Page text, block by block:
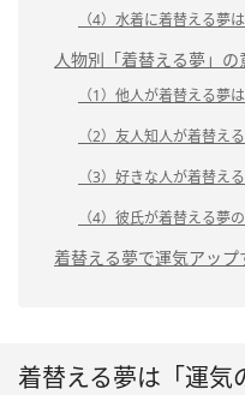
（4）水着に着替える夢
人物別「着替える夢」の
（1）他人が着替える夢
（2）友人知人が着替え
（3）好きな人が着替え
（4）彼氏が着替える夢
着替える夢で運気アップ
着替える夢は「運気